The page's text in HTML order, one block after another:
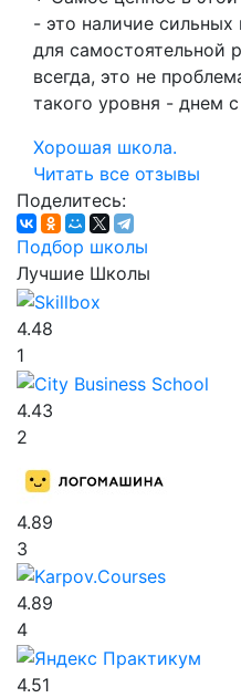
- это наличие
для самостоятельной
всегда, это не
такого уровня - днем
Хорошая школа.
Читать все отзывы
Поделитесь:
Подбор школы
Лучшие Школы
4.48
1
4.43
2
4.89
3
4.89
4
4.51